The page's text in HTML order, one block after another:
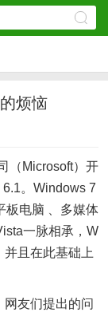
烦恼
（Microsoft）开
。Windows 7
板电脑 、多媒体
一脉相承，W
且在此基础上
友们提出的问